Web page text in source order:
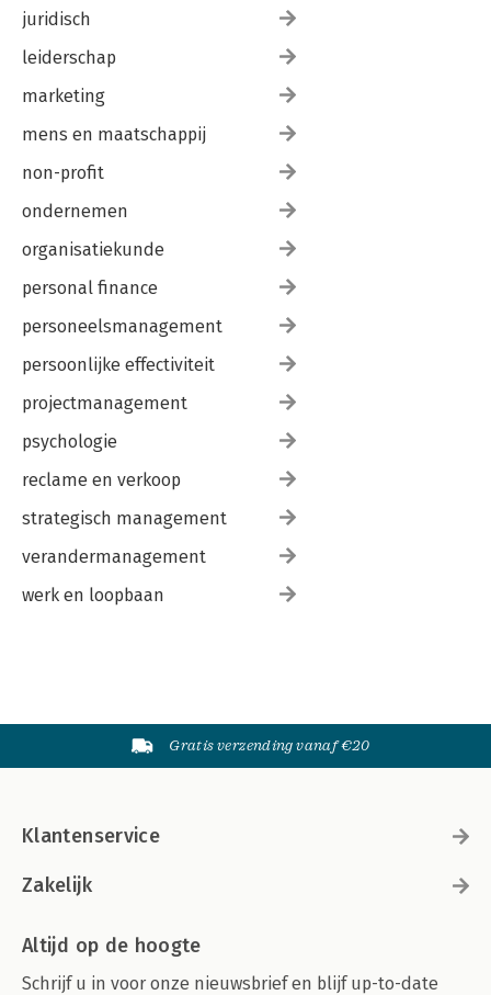
juridisch
leiderschap
marketing
mens en maatschappij
non-profit
ondernemen
organisatiekunde
personal finance
personeelsmanagement
persoonlijke effectiviteit
projectmanagement
psychologie
reclame en verkoop
strategisch management
verandermanagement
werk en loopbaan
Gratis verzending vanaf €20
Klantenservice
Zakelijk
Altijd op de hoogte
Schrijf u in voor onze nieuwsbrief en blijf up-to-date